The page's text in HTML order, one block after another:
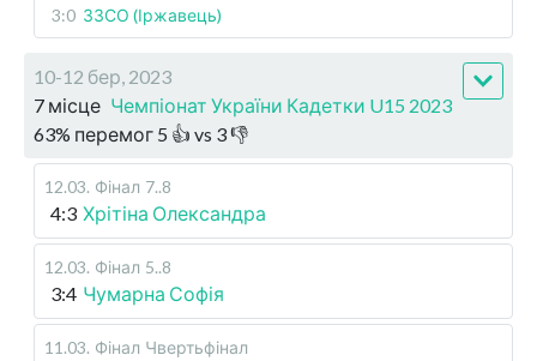
3:0 ЗЗСО (Іржавець)
10-12 бер, 2023
7 місце Чемпіонат України Кадетки U15 2023
63% перемог 5 👍 vs 3👎
12.03. Фінал 7..8
4:3 Хрітіна Олександра
12.03. Фінал 5..8
3:4 Чумарна Софія
11.03. Фінал Чвертьфінал